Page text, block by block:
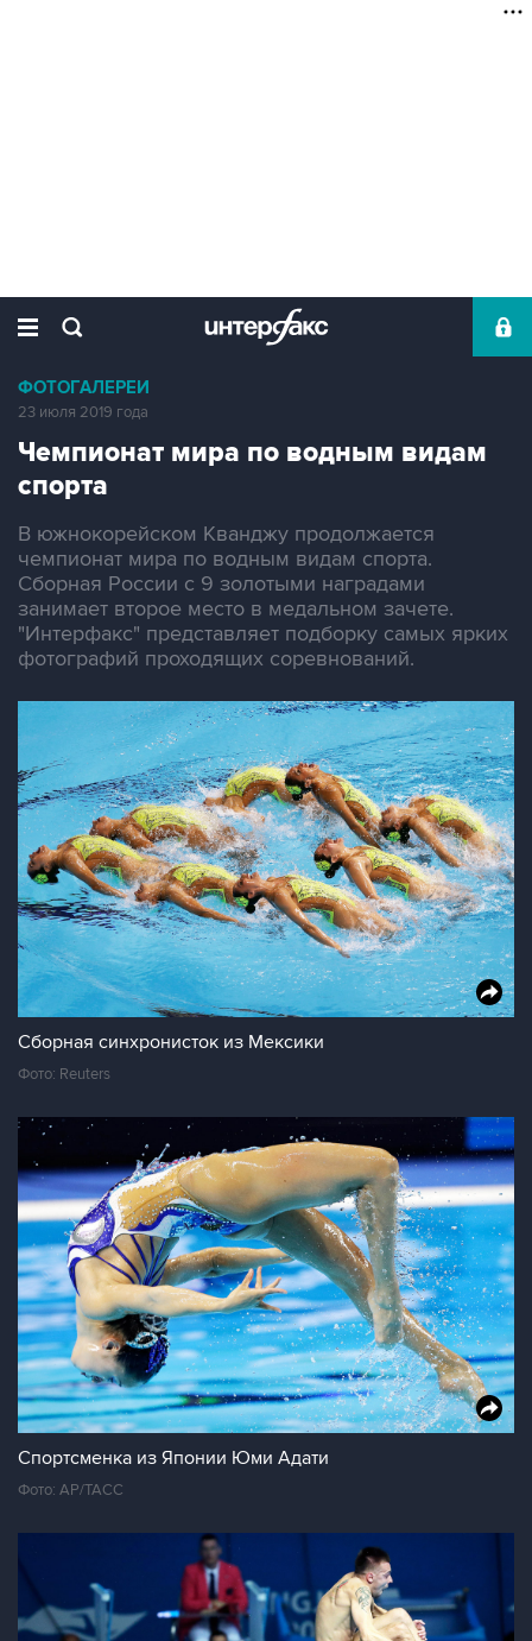
ФОТОГАЛЕРЕИ
23 июля 2019 года
Чемпионат мира по водным видам
спорта
В южнокорейском Кванджу продолжается
чемпионат мира по водным видам спорта.
Сборная России с 9 золотыми наградами
занимает второе место в медальном зачете.
"Интерфакс" представляет подборку самых ярких
фотографий проходящих соревнований.
Сборная синхронисток из Мексики
Фото: Reuters
Спортсменка из Японии Юми Адати
Фото: AP/ТАСС